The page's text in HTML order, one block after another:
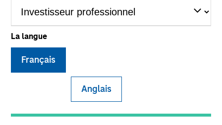
La langue
Français
Anglais
YEARS OF INDUSTRY EXPERIENCE
32 Years
Ranjit is co-president and chief operating officer of
Parametric, a member of the Morgan Stanley
Investment Management Operating Committee and
responsible for Parametric’s technology and